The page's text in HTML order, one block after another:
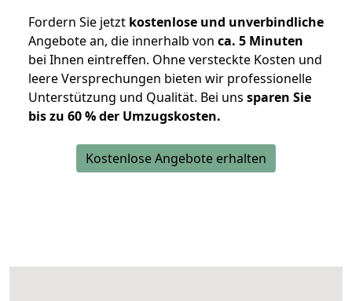
Fordern Sie jetzt kostenlose und unverbindliche
Angebote an, die innerhalb von ca. 5 Minuten
bei Ihnen eintreffen. Ohne versteckte Kosten und
leere Versprechungen bieten wir professionelle
Unterstützung und Qualität. Bei uns sparen Sie
bis zu 60 % der Umzugskosten.
Kostenlose Angebote erhalten